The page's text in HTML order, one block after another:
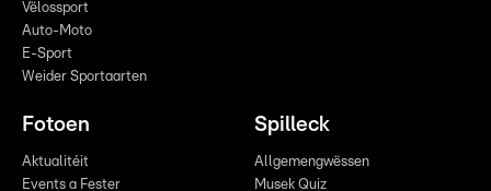
Vëlossport
Auto-Moto
E-Sport
Weider Sportaarten
Fotoen
Aktualitéit
Events a Fester
Spilleck
Allgemengwëssen
Musek Quiz